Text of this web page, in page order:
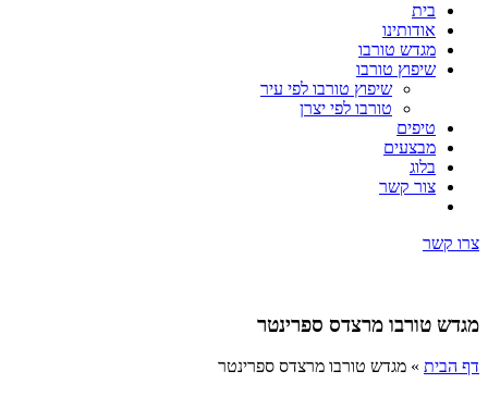
בית
אודותינו
מגדש טורבו
שיפוץ טורבו
שיפוץ טורבו לפי עיר
טורבו לפי יצרן
טיפים
מבצעים
בלוג
צור קשר
צרו קשר
מגדש טורבו מרצדס ספרינטר
דף הבית » מגדש טורבו מרצדס ספרינטר